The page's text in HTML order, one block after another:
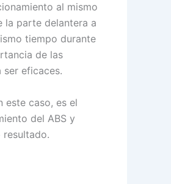
al mismo
la parte delantera a
tiempo durante
de las
eficaces.
este caso, es el
del ABS y